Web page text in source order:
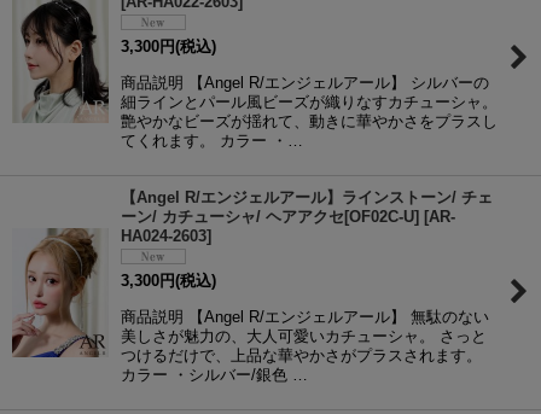
3,300 円(税込)
商品説明 【Angel R/エンジェルアール】 シルバーの
細ラインとパール風ビーズが織りなすカチューシャ。
艶やかなビーズが揺れて、動きに華やかさをプラスし
てくれます。 カラー ・…
【Angel R/エンジェルアール】ラインストーン/ チェ
ーン/ カチューシャ/ ヘアアクセ[OF02C-U] [AR-
HA024-2603]
3,300 円(税込)
商品説明 【Angel R/エンジェルアール】 無駄のない
美しさが魅力の、大人可愛いカチューシャ。 さっと
つけるだけで、上品な華やかさがプラスされます。
カラー ・シルバー/銀色 …